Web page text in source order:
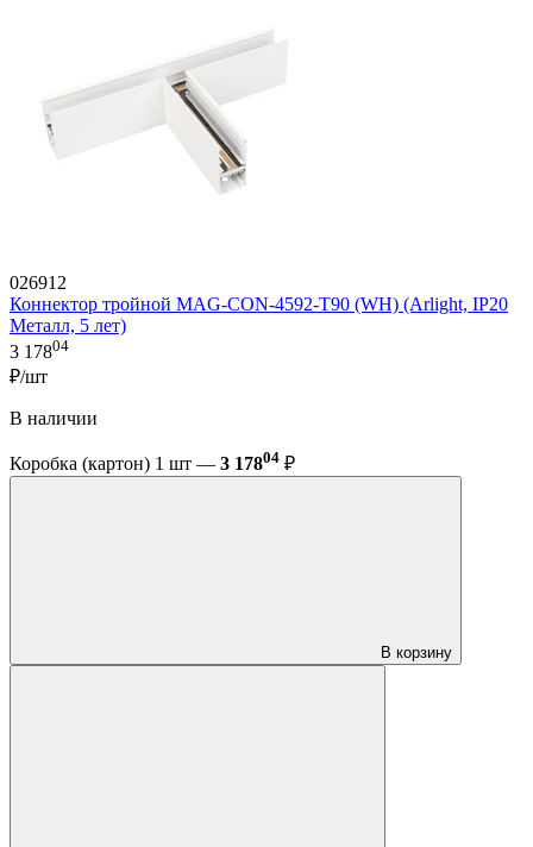
026912
Коннектор тройной MAG-CON-4592-T90 (WH) (Arlight, IP20
Металл, 5 лет)
3 17804
₽/шт
В наличии
Коробка (картон) 1 шт — 3 17804 ₽
В корзину